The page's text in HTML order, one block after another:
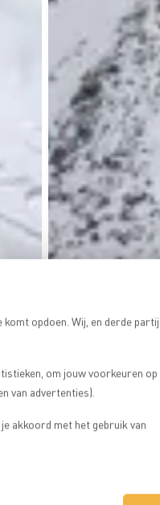
opdoen. Wij, en derde
om jouw voorkeuren
van advertenties).
akkoord met het gebruik van